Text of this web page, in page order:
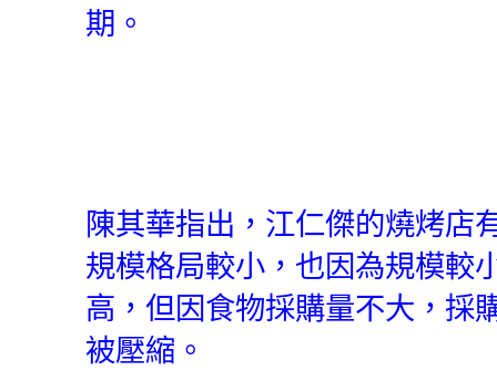
期。
陳其華指出，江仁傑的燒烤店
規模格局較小，也因為規模較
高，但因食物採購量不大，採
被壓縮。